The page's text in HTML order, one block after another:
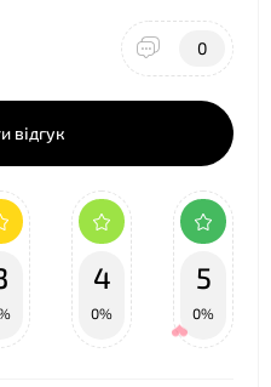
0
відгук
4
0%
5
0%